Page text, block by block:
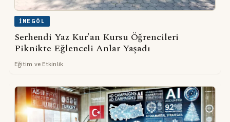
İNEGÖL
Serhendi Yaz Kur'an Kursu Öğrencileri
Piknikte Eğlenceli Anlar Yaşadı
Eğitim ve Etkinlik